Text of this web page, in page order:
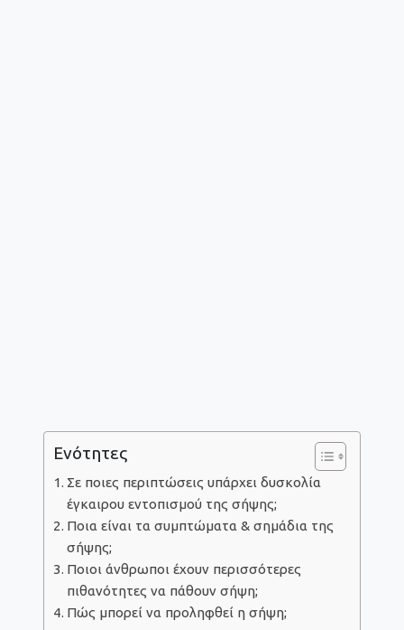
Ενότητες
Σε ποιες περιπτώσεις υπάρχει δυσκολία
έγκαιρου εντοπισμού της σήψης;
Ποια είναι τα συμπτώματα & σημάδια της
σήψης;
Ποιοι άνθρωποι έχουν περισσότερες
πιθανότητες να πάθουν σήψη;
Πώς μπορεί να προληφθεί η σήψη;